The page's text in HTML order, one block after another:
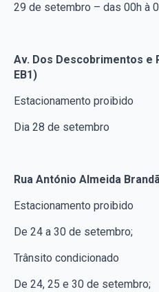
29 de setembro – das 00h à
Av. Dos Descobrimentos e
EB1)
Estacionamento proibido
Dia 28 de setembro
Rua António Almeida
Estacionamento proibido
De 24 a 30 de setembro;
Trânsito condicionado
De 24, 25 e 30 de setembro;